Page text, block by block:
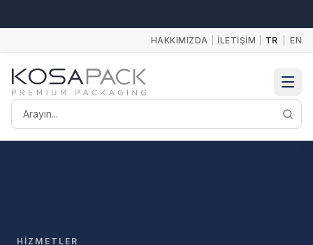
HAKKIMIZDA İLETIŞIM TR EN
Arayın
HİZMETLER